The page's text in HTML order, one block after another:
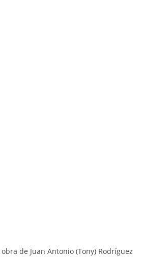
de Juan Antonio (Tony) Rodríguez